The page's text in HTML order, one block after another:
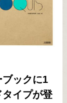
ックに1
イプが登